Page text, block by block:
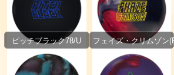
ピッチブラック78/U フェイズ・クリムゾン